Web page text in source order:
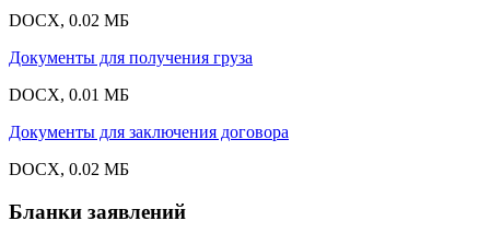
DOCX, 0.02 МБ
Документы для получения груза
DOCX, 0.01 МБ
Документы для заключения договора
DOCX, 0.02 МБ
Бланки заявлений